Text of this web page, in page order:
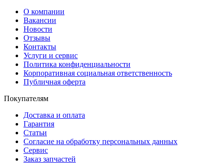
О компании
Вакансии
Новости
Отзывы
Контакты
Услуги и сервис
Политика конфиденциальности
Корпоративная социальная ответственность
Публичная оферта
Покупателям
Доставка и оплата
Гарантия
Статьи
Согласие на обработку персональных данных
Сервис
Заказ запчастей